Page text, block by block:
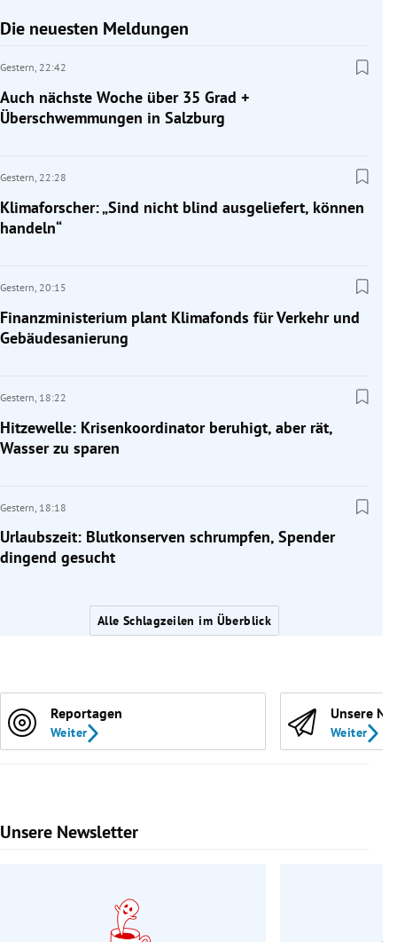
Die neuesten Meldungen
Gestern, 22:42
Auch nächste Woche über 35 Grad +
Überschwemmungen in Salzburg
Gestern, 22:28
Klimaforscher: „Sind nicht blind ausgeliefert, können
handeln“
Gestern, 20:15
Finanzministerium plant Klimafonds für Verkehr und
Gebäudesanierung
Gestern, 18:22
Hitzewelle: Krisenkoordinator beruhigt, aber rät,
Wasser zu sparen
Gestern, 18:18
Urlaubszeit: Blutkonserven schrumpfen, Spender
dingend gesucht
Alle Schlagzeilen im Überblick
Reportagen
Weiter
Unsere
Weiter
Unsere Newsletter
Slide 1 von 9